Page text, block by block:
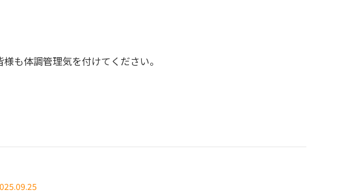
様も体調管理気を付けてください。